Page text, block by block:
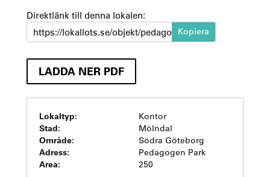
Direktlänk till denna lokalen:
https://lokallots.se/objekt/pedagogen-park
LADDA NER PDF
Lokaltyp: Kontor
Stad: Mölndal
Område: Södra Göteborg
Adress: Pedagogen Park
Area: 250